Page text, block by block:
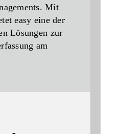
Mit
easy eine der
Lösungen zur
am